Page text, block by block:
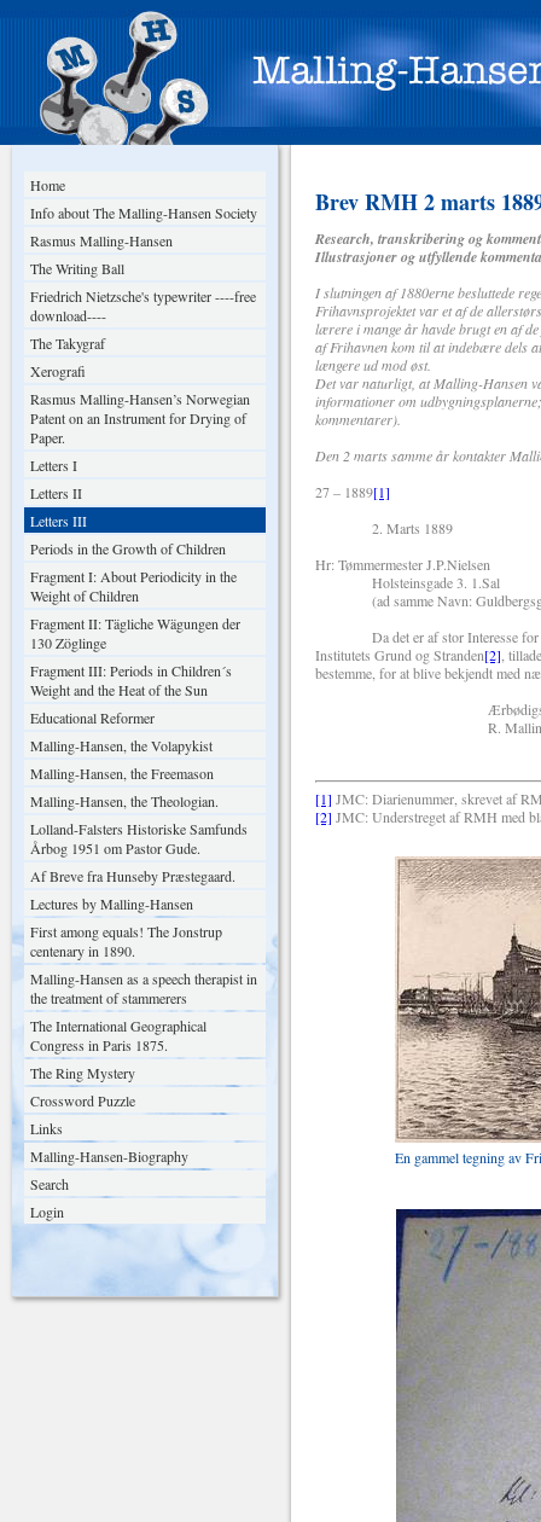
Home
Info about The Malling-Hansen Society
Rasmus Malling-Hansen
The Writing Ball
Friedrich Nietzsche's typewriter ----free
download----
The Takygraf
Xerografi
Rasmus Malling-Hansen’s Norwegian
Patent on an Instrument for Drying of
Paper.
Letters I
Letters II
Letters III
Periods in the Growth of Children
Fragment I: About Periodicity in the
Weight of Children
Fragment II: Tägliche Wägungen der
130 Zöglinge
Fragment III: Periods in Children´s
Weight and the Heat of the Sun
Educational Reformer
Malling-Hansen, the Volapykist
Malling-Hansen, the Freemason
Malling-Hansen, the Theologian.
Lolland-Falsters Historiske Samfunds
Årbog 1951 om Pastor Gude.
Af Breve fra Hunseby Præstegaard.
Lectures by Malling-Hansen
First among equals! The Jonstrup
centenary in 1890.
Malling-Hansen as a speech therapist in
the treatment of stammerers
The International Geographical
Congress in Paris 1875.
The Ring Mystery
Crossword Puzzle
Links
Malling-Hansen-Biography
Search
Login
Brev RMH 2 marts
Research, transkribering og
Illustrasjoner og utfyllende
I slutningen af 1880erne besluttede
Frihavnsprojektet var et af de
lærere i mange år havde brugt en af
af Frihavnen kom til at indebære dels
længere ud mod øst.
Det var naturligt, at Malling-Hansen
informationer om
kommentarer).
Den 2 marts samme år kontakter
27 – 1889[1]
2. Marts 1889
Hr: Tømmermester J.P.Nielsen
Holsteinsgade 3. 1.Sal
(ad samme Navn:
Da det er af stor Interesse for det
Institutets Grund og Stranden[2] ,
bestemme, for at blive bekjendt med
R. Malling-
[1] JMC: Diarienummer, skrevet af
[2] JMC: Understreget af RMH med
En gammel tegning av